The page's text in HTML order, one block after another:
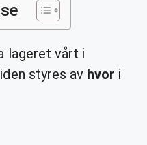
lageret vårt i
styres av hvor i